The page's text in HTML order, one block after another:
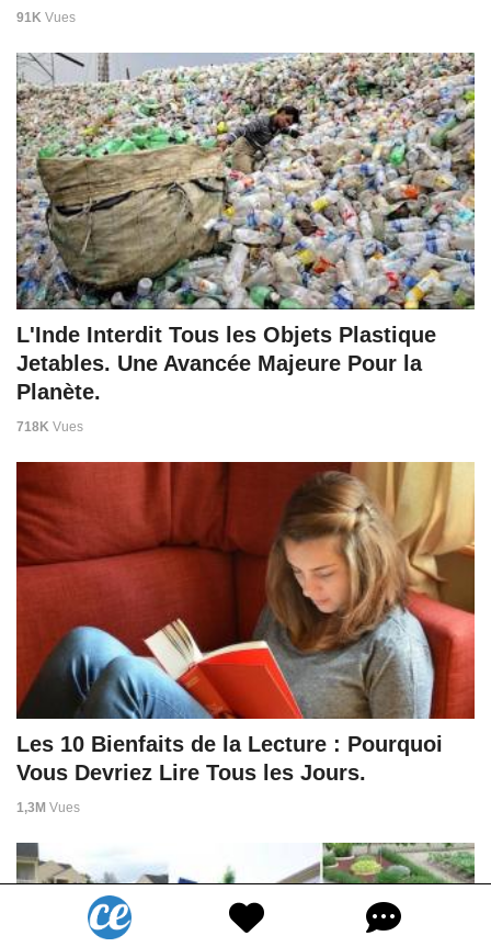
91K Vues
L'Inde Interdit Tous les Objets Plastique
Jetables. Une Avancée Majeure Pour la
Planète.
718K Vues
Les 10 Bienfaits de la Lecture : Pourquoi
Vous Devriez Lire Tous les Jours.
1,3M Vues